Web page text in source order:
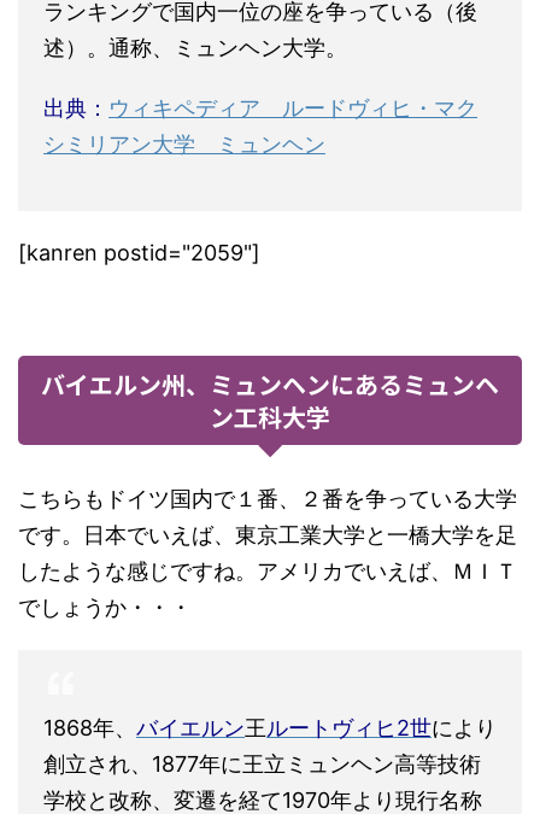
ランキングで国内一位の座を争っている（後
述）。通称、ミュンヘン大学。
出典： ウィキペディア ルードヴィヒ・マク
シミリアン大学 ミュンヘン
[kanren postid="2059"]
バイエルン州、ミュンヘンにあるミュンヘ
ン工科大学
こちらもドイツ国内で１番、２番を争っている大学
です。日本でいえば、東京工業大学と一橋大学を足
したような感じですね。アメリカでいえば、ＭＩＴ
でしょうか・・・
1868年、 バイエルン王ルートヴィヒ2世により
創立され、1877年に王立ミュンヘン高等技術
学校と改称、変遷を経て1970年より現行名称